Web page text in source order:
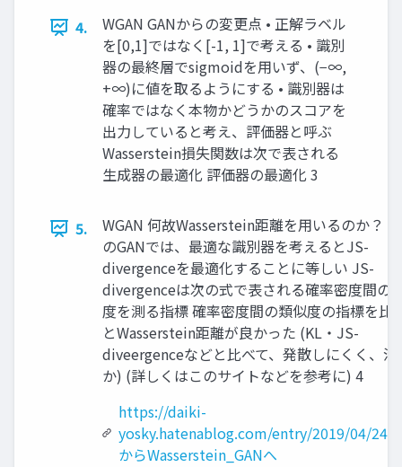
4.
WGAN GANからの変更点 • 正解ラベル
を[0,1]ではなく[-1, 1]で考える • 識別
器の最終層でsigmoidを用いず、(−∞,
+∞)に値を取るようにする • 識別器は
確率ではなく本物かどうかのスコアを
出力していると考え、評価器と呼ぶ
Wasserstein損失関数は次で表される
生成器の最適化 評価器の最適化 3
5.
WGAN 何故Wasserstein距離を用いるのか？
のGANでは、最適な識別器を考えるとJS-
divergenceを最適化することに等しい JS-
divergenceは次の式で表される確率密度間の
度を測る指標 確率密度間の類似度の指標を比
とWasserstein距離が良かった (KL・JS-
diveergenceなどと比べて、発散しにくく、滑
か) (詳しくはこのサイトなどを参考に) 4
https://daiki-
yosky.hatenablog.com/entry/2019/04/24/
からWasserstein_GANへ